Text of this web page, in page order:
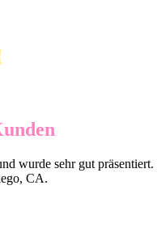
wurde sehr gut
CA.